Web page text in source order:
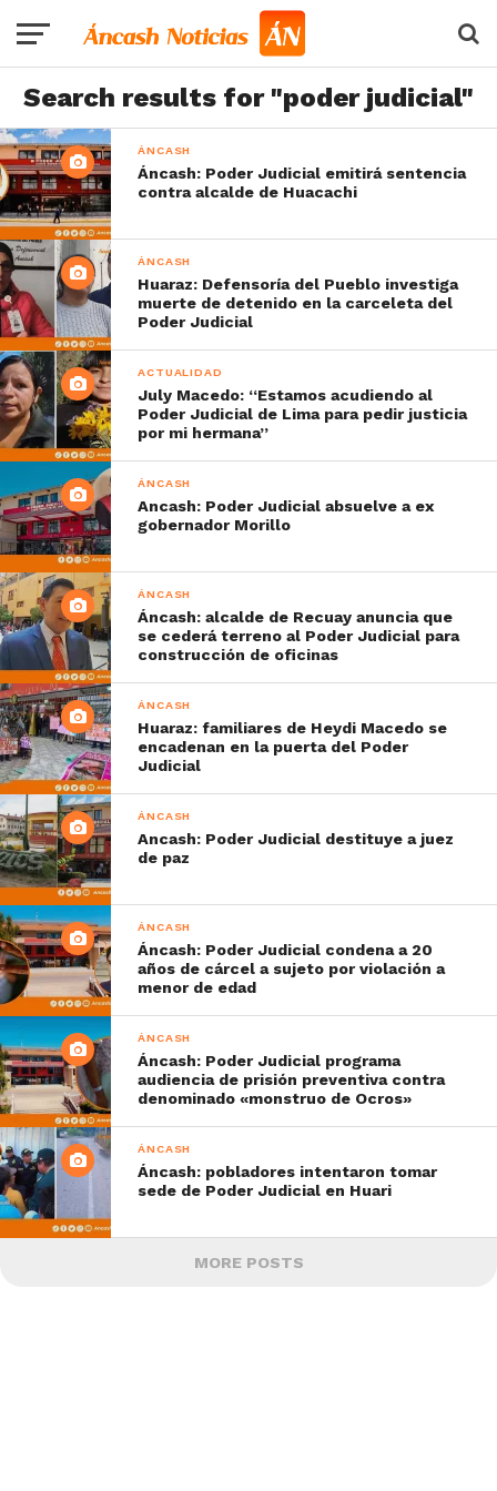
Search results for "poder judicial"
ÁNCASH
Áncash: Poder Judicial emitirá sentencia
contra alcalde de Huacachi
ÁNCASH
Huaraz: Defensoría del Pueblo investiga
muerte de detenido en la carceleta del
Poder Judicial
ACTUALIDAD
July Macedo: “Estamos acudiendo al
Poder Judicial de Lima para pedir justicia
por mi hermana”
ÁNCASH
Ancash: Poder Judicial absuelve a ex
gobernador Morillo
ÁNCASH
Áncash: alcalde de Recuay anuncia que
se cederá terreno al Poder Judicial para
construcción de oficinas
ÁNCASH
Huaraz: familiares de Heydi Macedo se
encadenan en la puerta del Poder
Judicial
ÁNCASH
Ancash: Poder Judicial destituye a juez
de paz
ÁNCASH
Áncash: Poder Judicial condena a 20
años de cárcel a sujeto por violación a
menor de edad
ÁNCASH
Áncash: Poder Judicial programa
audiencia de prisión preventiva contra
denominado «monstruo de Ocros»
ÁNCASH
Áncash: pobladores intentaron tomar
sede de Poder Judicial en Huari
MORE POSTS